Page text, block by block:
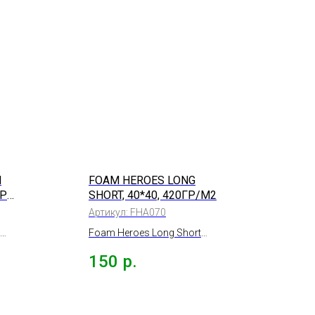
FOAM HEROES LONG
SHORT, 40*40, 420ГР/М2
Артикул: FHA070
Foam Heroes Long Short
разносторонняя
150 р.